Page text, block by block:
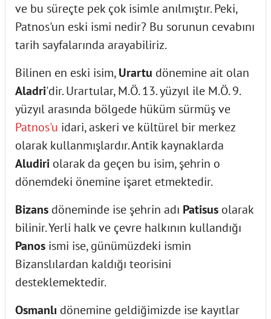
ve bu süreçte pek çok isimle anılmıştır. Peki,
Patnos'un eski ismi nedir? Bu sorunun cevabını
tarih sayfalarında arayabiliriz.
Bilinen en eski isim,Urartu dönemine ait olan
Aladri'dir. Urartular, M.Ö. 13. yüzyıl ile M.Ö. 9.
yüzyıl arasında bölgede hüküm sürmüş ve
Patnos'u idari, askeri ve kültürel bir merkez
olarak kullanmışlardır. Antik kaynaklarda
Aludiri olarak da geçen bu isim, şehrin o
dönemdeki önemine işaret etmektedir.
Bizans döneminde ise şehrin adı Patisus olarak
bilinir. Yerli halk ve çevre halkının kullandığı
Panos ismi ise, günümüzdeki ismin
Bizanslılardan kaldığı teorisini
desteklemektedir.
Osmanlı dönemine geldiğimizde ise kayıtlar